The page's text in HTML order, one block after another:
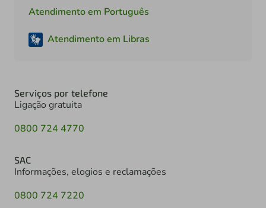
Atendimento em Português
Atendimento em Libras
Serviços por telefone
Ligação gratuita
0800 724 4770
SAC
Informações, elogios e reclamações
0800 724 7220